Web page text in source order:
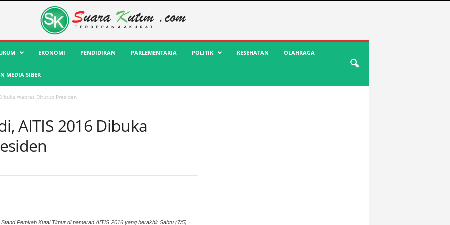
EKONOMI PENDIDIKAN PARLEMENTARIA POLITIK KESEHATAN OLAHRAGA
MEDIA SIBER
Wapres Ditutup Presiden
AITIS 2016 Dibuka
Stand Pemkab Kutai Timur di pameran AITIS 2016 yang berakhir Sabtu (7/5).